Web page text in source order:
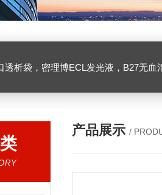
袋，密理博ECL发光液，B27无血清培养基，N2培养基，紫外酶标板，Gibco胶原酶，
产品展示 /